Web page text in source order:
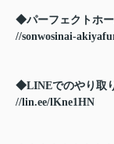
◆パーフェクトホー
//sonwosinai-
◆LINEでのやり取
//lin.ee/lKne1HN